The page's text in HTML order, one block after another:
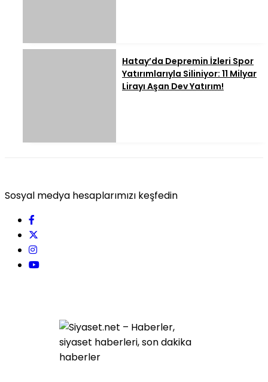
Hatay’da Depremin İzleri Spor
Yatırımlarıyla Siliniyor: 11 Milyar
Lirayı Aşan Dev Yatırım!
Sosyal medya hesaplarımızı keşfedin